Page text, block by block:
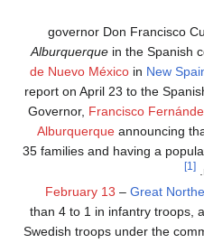
governor Don Francisco
Alburquerquein the Spanish
de Nuevo Méxicoin New
report on April 23 to the
Governor, Francisco
Alburquerqueannouncing
35 families and having a
[1]
February 13 – Great
than 4 to 1 in infantry troops,
Swedish troops under the